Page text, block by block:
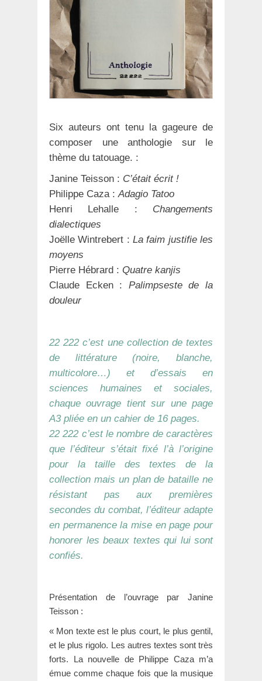
Six auteurs ont tenu la gageure de
composer une anthologie sur le
thème du tatouage. :
Janine Teisson : C’était écrit !
Philippe Caza : Adagio Tatoo
Henri Lehalle : Changements
dialectiques
Joëlle Wintrebert : La faim justifie les
moyens
Pierre Hébrard : Quatre kanjis
Claude Ecken : Palimpseste de la
douleur
22 222 c’est une collection de textes
de littérature (noire, blanche,
multicolore…) et d’essais en
sciences humaines et sociales,
chaque ouvrage tient sur une page
A3 pliée en un cahier de 16 pages.
22 222 c’est le nombre de caractères
que l’éditeur s’était fixé l’à l’origine
pour la taille des textes de la
collection mais un plan de bataille ne
résistant pas aux premières
secondes du combat, l’éditeur adapte
en permanence la mise en page pour
honorer les beaux textes qui lui sont
confiés.
Présentation de l’ouvrage par Janine
Teisson :
« Mon texte est le plus court, le plus gentil,
et le plus rigolo. Les autres textes sont très
forts. La nouvelle de Philippe Caza m’a
émue comme chaque fois que la musique